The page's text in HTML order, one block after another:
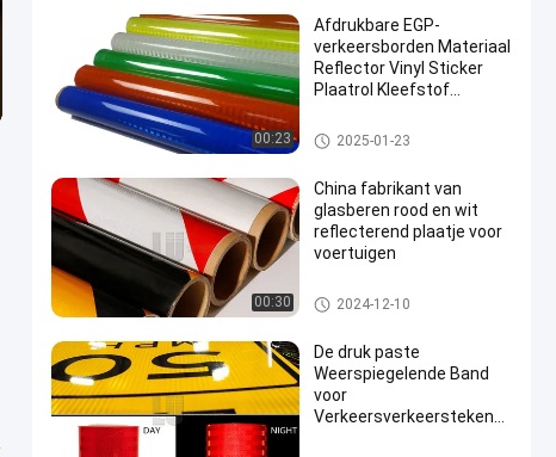
00:23
Afdrukbare EGP-
verkeersborden Materiaal
Reflector Vinyl Sticker
Plaatrol Kleefstof
Het Weerspiegelende Afdekken
van EGP
2025-01-23
00:30
China fabrikant van
glasberen rood en wit
reflecterend plaatje voor
voertuigen
Weerspiegelende Bandbladen
2024-12-10
De druk paste
Weerspiegelende Band
voor
Verkeersverkeersteken